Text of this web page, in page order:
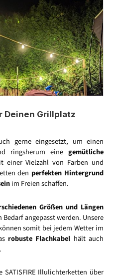
Grillplatz
gerne eingesetzt, um einen
ringsherum eine gemütliche
einer Vielzahl von Farben und
den perfekten Hintergrund
im Freien schaffen.
Größen und Längen
angepasst werden. Unsere
somit bei jedem Wetter im
robuste Flachkabel hält auch
SATISFIRE Illulichterketten über